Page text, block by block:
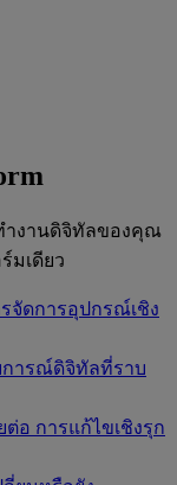
ำงานดิจิทัลของคุณ
มเดียว
จัดการอุปกรณ์เชิง
การณ์ดิจิทัลที่ราบ
ต่อ การแก้ไขเชิงรุก